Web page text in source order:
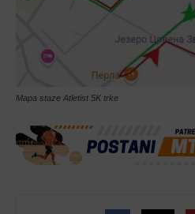
Mapa staze Atletist 5K trke